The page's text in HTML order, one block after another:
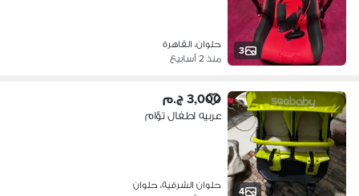
3
حلوان، القاهرة
منذ 2 أسابيع
4
3,000 ج.م
عربيه اطفال تؤام
حلوان الشرقية، حلوان